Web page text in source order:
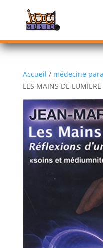
Accueil / médecine
LES MAINS DE LUMIERE